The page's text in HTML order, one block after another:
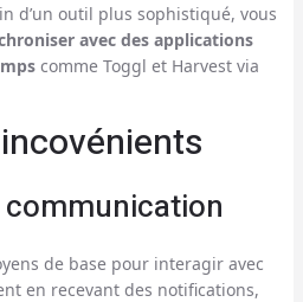
d’un outil plus sophistiqué, vous
avec des applications
comme Toggl et Harvest via
communication
de base pour interagir avec
en recevant des notifications,